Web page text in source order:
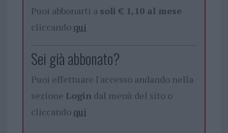
Puoi abbonarti a soli € 1,10 al mese
cliccando qui
Sei già abbonato?
Puoi effettuare l'accesso andando nella
sezione Logindal menù del sito o
cliccando qui